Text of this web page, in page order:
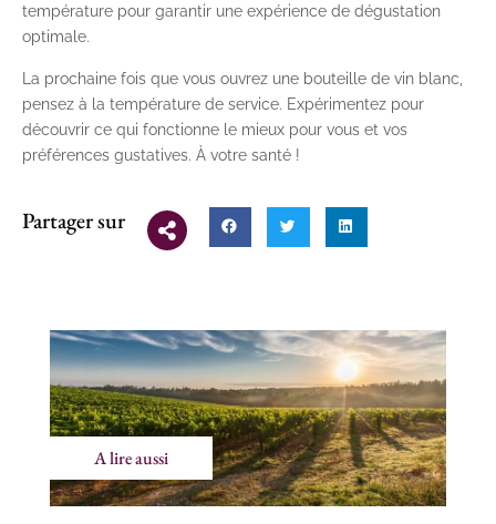
température pour garantir une expérience de dégustation
optimale.
La prochaine fois que vous ouvrez une bouteille de vin blanc,
pensez à la température de service. Expérimentez pour
découvrir ce qui fonctionne le mieux pour vous et vos
préférences gustatives. À votre santé !
Partager sur
A lire aussi